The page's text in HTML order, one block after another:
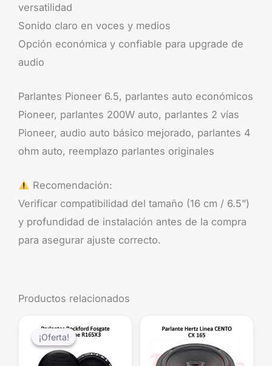
versatilidad
Sonido claro en voces y medios
Opción económica y confiable para upgrade de
audio
Parlantes Pioneer 6.5, parlantes auto económicos
Pioneer, parlantes 200W auto, parlantes 2 vías
Pioneer, audio auto básico mejorado, parlantes 4
ohm auto, reemplazo parlantes originales
Recomendación:
Verificar compatibilidad del tamaño (16 cm / 6.5”)
y profundidad de instalación antes de la compra
para asegurar ajuste correcto.
Productos relacionados
¡Oferta!
¡Oferta!
precio
original
era: